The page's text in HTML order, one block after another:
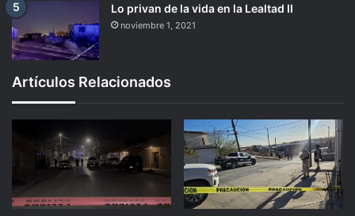
Lo privan de la vida en la Lealtad II
noviembre 1, 2021
Artículos Relacionados